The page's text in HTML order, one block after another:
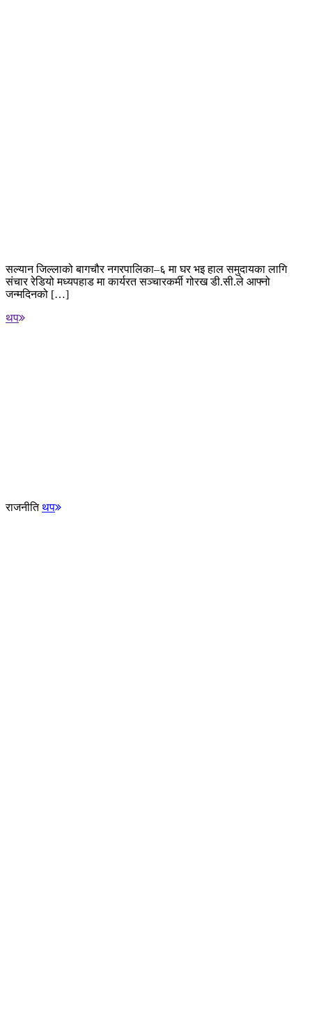
सल्यान जिल्लाको बागचौर नगरपालिका–६ मा घर भइ हाल समुदायका लागि
संचार रेडियो मध्यपहाड मा कार्यरत सञ्चारकर्मी गोरख डी.सी.ले आफ्नो
जन्मदिनको […]
थप
राजनीति थप